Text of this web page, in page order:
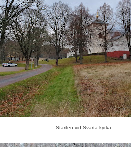
Starten vid Svärta kyrka